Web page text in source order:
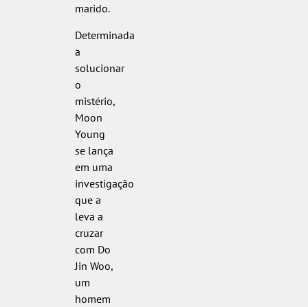
marido.
Determinada
a
solucionar
o
mistério,
Moon
Young
se lança
em uma
investigação
que a
leva a
cruzar
com Do
Jin Woo,
um
homem